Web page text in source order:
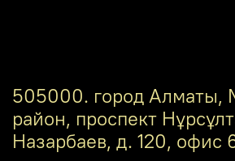
505000. город Алматы,
район, проспект
Назарбаев, д. 120, офис